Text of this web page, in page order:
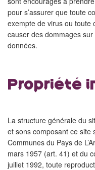
pour s’assurer que toute
exempte de virus ou toute
causer des dommages
données.
Propriété
La structure générale du
et sons composant ce site
Communes du Pays de
mars 1957 (art. 41) et du
juillet 1992, toute